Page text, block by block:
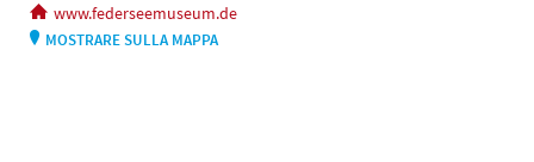
www.federseemuseum.de
MOSTRARE SULLA MAPPA